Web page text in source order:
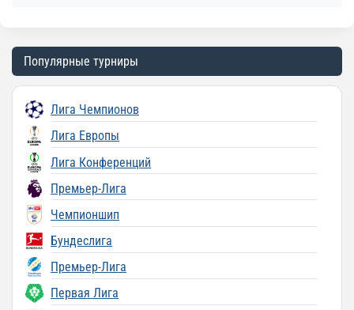
Популярные турниры
Лига Чемпионов
Лига Европы
Лига Конференций
Премьер-Лига
Чемпионшип
Бундеслига
Премьер-Лига
Первая Лига